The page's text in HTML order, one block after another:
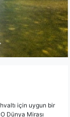
için uygun bir
Dünya Mirası